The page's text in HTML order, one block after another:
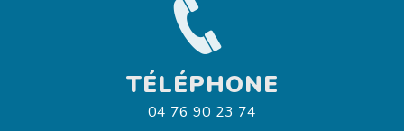
TÉLÉPHONE
04 76 90 23 74